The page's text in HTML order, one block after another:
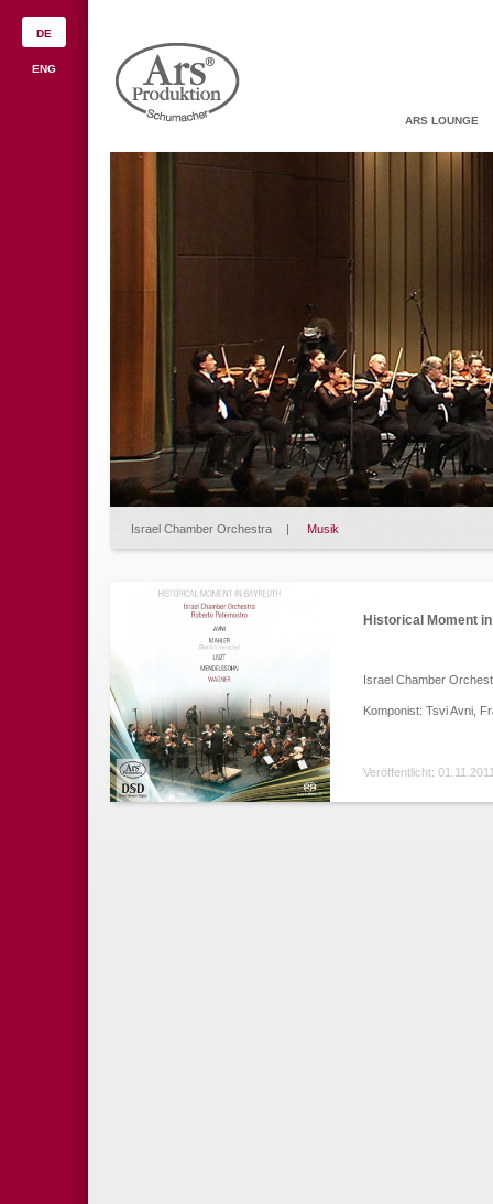
DE
ENG
ARS LOUNGE
Israel Chamber Orchestra | Musik
Historical Moment
Israel Chamber
Komponist: Tsvi Avni,
Veröffentlicht: